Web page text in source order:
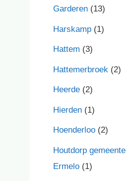
Garderen (13)
Harskamp (1)
Hattem (3)
Hattemerbroek (2)
Heerde (2)
Hierden (1)
Hoenderloo (2)
Houtdorp gemeente
Ermelo (1)